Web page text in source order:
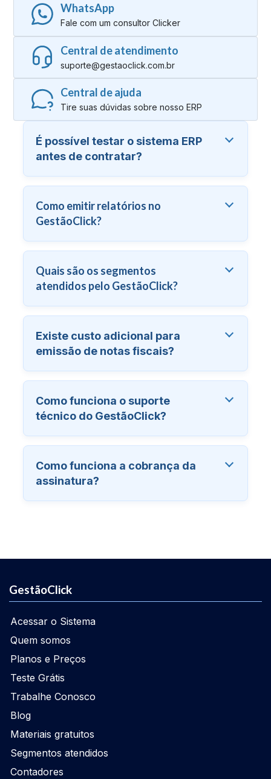
WhatsApp
Fale com um consultor Clicker
Central de atendimento
suporte@gestaoclick.com.br
Central de ajuda
Tire suas dúvidas sobre nosso ERP
É possível testar o sistema ERP
antes de contratar?
Como emitir relatórios no
GestãoClick?
Quais são os segmentos
atendidos pelo GestãoClick?
Existe custo adicional para
emissão de notas fiscais?
Como funciona o suporte
técnico do GestãoClick?
Como funciona a cobrança da
assinatura?
GestãoClick
Acessar o Sistema
Quem somos
Planos e Preços
Teste Grátis
Trabalhe Conosco
Blog
Materiais gratuitos
Segmentos atendidos
Contadores